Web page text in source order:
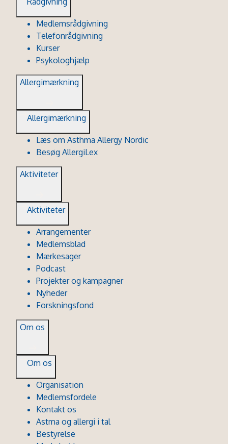
Medlemsrådgivning
Telefonrådgivning
Kurser
Psykologhjælp
Allergimærkning
Allergimærkning
Læs om Asthma Allergy Nordic
Besøg AllergiLex
Aktiviteter
Aktiviteter
Arrangementer
Medlemsblad
Mærkesager
Podcast
Projekter og kampagner
Nyheder
Forskningsfond
Om os
Om os
Organisation
Medlemsfordele
Kontakt os
Astma og allergi i tal
Bestyrelse